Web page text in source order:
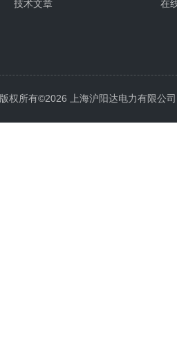
技术文章 在
版权所有©2026 上海沪阳达电力有限公